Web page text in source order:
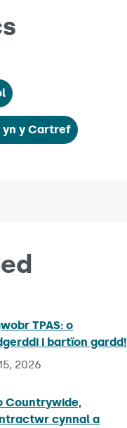
yn y Cartref
TPAS: o
i bartïon gardd!
2026
Countrywide,
cynnal a